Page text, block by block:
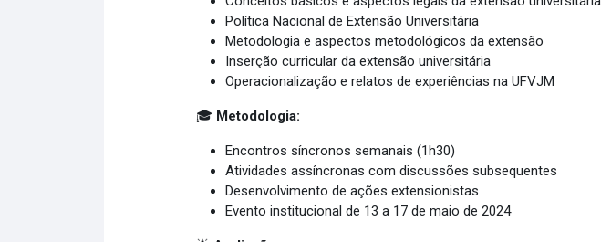
Política Nacional de Extensão Universitária
Metodologia e aspectos metodológicos da extensão
Inserção curricular da extensão universitária
Operacionalização e relatos de experiências na UFVJM
🎓 Metodologia:
Encontros síncronos semanais (1h30)
Atividades assíncronas com discussões subsequentes
Desenvolvimento de ações extensionistas
Evento institucional de 13 a 17 de maio de 2024